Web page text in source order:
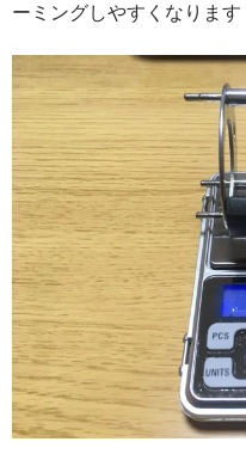
ーミングしやすくなります